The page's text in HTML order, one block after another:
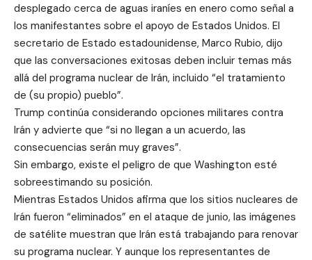
desplegado cerca de aguas iraníes en enero como señal a
los manifestantes sobre el apoyo de Estados Unidos. El
secretario de Estado estadounidense, Marco Rubio, dijo
que las conversaciones exitosas deben incluir temas más
allá del programa nuclear de Irán, incluido “el tratamiento
de (su propio) pueblo”.
Trump continúa considerando opciones militares contra
Irán y advierte que “si no llegan a un acuerdo, las
consecuencias serán muy graves”.
Sin embargo, existe el peligro de que Washington esté
sobreestimando su posición.
Mientras Estados Unidos afirma que los sitios nucleares de
Irán fueron “eliminados” en el ataque de junio, las imágenes
de satélite muestran que Irán está trabajando para renovar
su programa nuclear. Y aunque los representantes de